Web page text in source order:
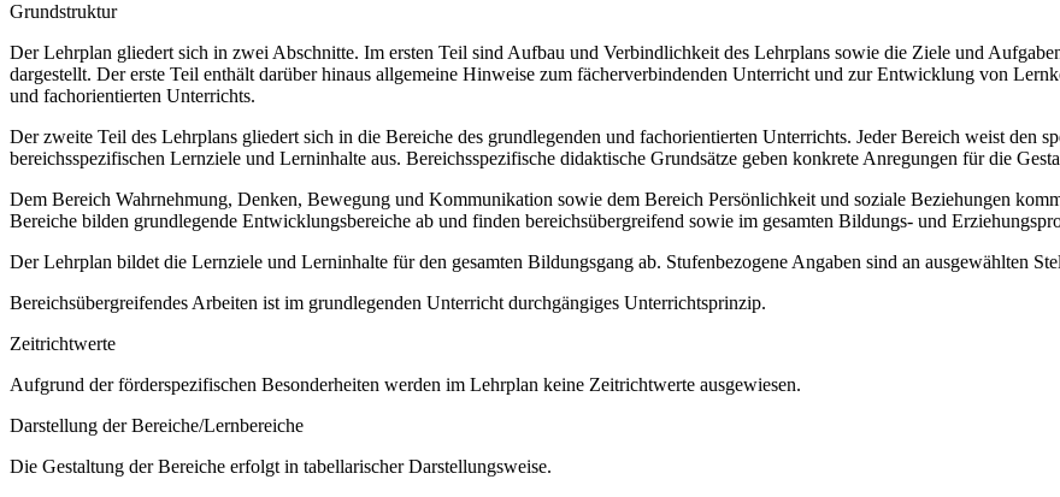
Grundstruktur
Der Lehrplan gliedert sich in zwei Abschnitte. Im ersten Teil sind Aufbau und Verbindlichkeit des Lehrplans sowie die Ziele und
dargestellt. Der erste Teil enthält darüber hinaus allgemeine Hinweise zum fächerverbindenden Unterricht und zur Entwicklung von
und fachorientierten Unterrichts.
Der zweite Teil des Lehrplans gliedert sich in die Bereiche des grundlegenden und fachorientierten Unterrichts. Jeder Bereich weist den
bereichsspezifischen Lernziele und Lerninhalte aus. Bereichsspezifische didaktische Grundsätze geben konkrete Anregungen für die
Dem Bereich Wahrnehmung, Denken, Bewegung und Kommunikation sowie dem Bereich Persönlichkeit und soziale Beziehungen
Bereiche bilden grundlegende Entwicklungsbereiche ab und finden bereichsübergreifend sowie im gesamten Bildungs- und
Der Lehrplan bildet die Lernziele und Lerninhalte für den gesamten Bildungsgang ab. Stufenbezogene Angaben sind an ausgewählten
Bereichsübergreifendes Arbeiten ist im grundlegenden Unterricht durchgängiges Unterrichtsprinzip.
Zeitrichtwerte
Aufgrund der förderspezifischen Besonderheiten werden im Lehrplan keine Zeitrichtwerte ausgewiesen.
Darstellung der Bereiche/Lernbereiche
Die Gestaltung der Bereiche erfolgt in tabellarischer Darstellungsweise.